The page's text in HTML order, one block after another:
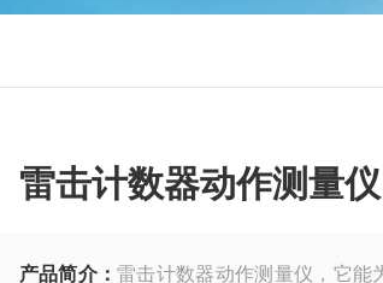
雷击计数器动作测量仪
产品简介： 雷击计数器动作测量仪，它能